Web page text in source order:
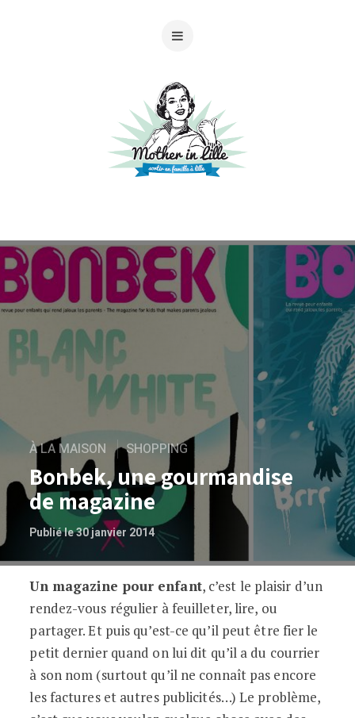
À LA MAISON SHOPPING
Bonbek, une gourmandise
de magazine
Publié le 30 janvier 2014
Bonbek, une gourmandise de magazine
Un magazine pour enfant, c’est le plaisir d’un
rendez-vous régulier à feuilleter, lire, ou
partager. Et puis qu’est-ce qu’il peut être fier le
petit dernier quand on lui dit qu’il a du courrier
à son nom (surtout qu’il ne connaît pas encore
les factures et autres publicités…) Le problème,